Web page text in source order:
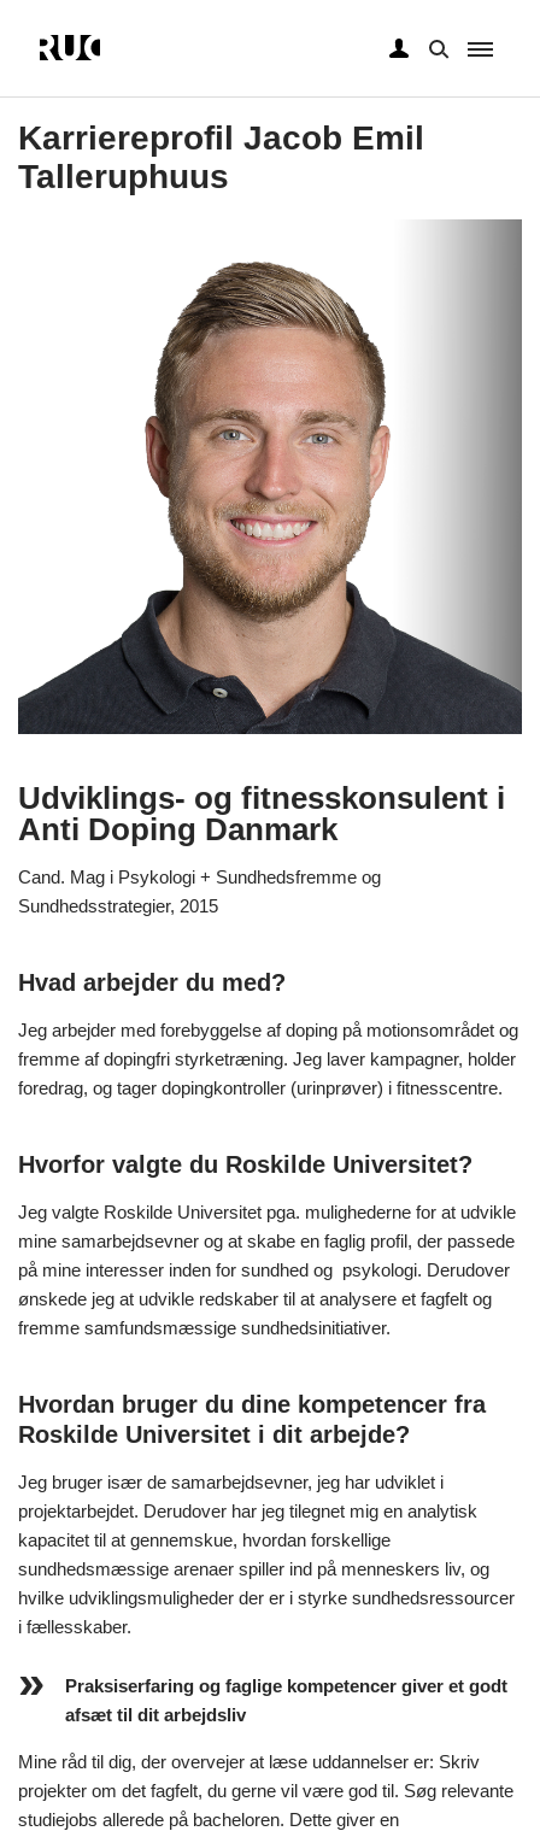
hovedindhold
Karriereprofil Jacob Emil
Talleruphuus
Udviklings- og fitnesskonsulent i
Anti Doping Danmark
Cand. Mag i Psykologi + Sundhedsfremme og
Sundhedsstrategier, 2015
Hvad arbejder du med?
Jeg arbejder med forebyggelse af doping på motionsområdet og
fremme af dopingfri styrketræning. Jeg laver kampagner, holder
foredrag, og tager dopingkontroller (urinprøver) i fitnesscentre.
Hvorfor valgte du Roskilde Universitet?
Jeg valgte Roskilde Universitet pga. mulighederne for at udvikle
mine samarbejdsevner og at skabe en faglig profil, der passede
på mine interesser inden for sundhed og psykologi. Derudover
ønskede jeg at udvikle redskaber til at analysere et fagfelt og
fremme samfundsmæssige sundhedsinitiativer.
Hvordan bruger du dine kompetencer fra
Roskilde Universitet i dit arbejde?
Jeg bruger især de samarbejdsevner, jeg har udviklet i
projektarbejdet. Derudover har jeg tilegnet mig en analytisk
kapacitet til at gennemskue, hvordan forskellige
sundhedsmæssige arenaer spiller ind på menneskers liv, og
hvilke udviklingsmuligheder der er i styrke sundhedsressourcer
i fællesskaber.
Praksiserfaring og faglige kompetencer giver et godt
afsæt til dit arbejdsliv
Mine råd til dig, der overvejer at læse uddannelser er: Skriv
projekter om det fagfelt, du gerne vil være god til. Søg relevante
studiejobs allerede på bacheloren. Dette giver en